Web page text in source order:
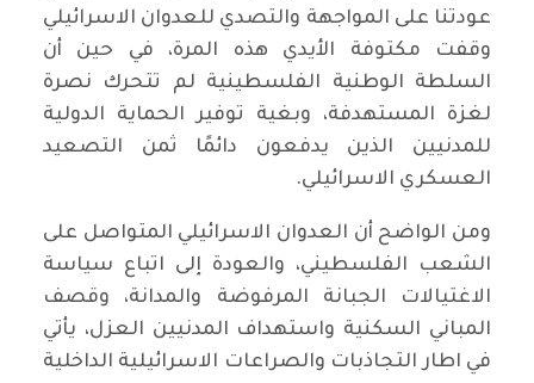
عودتنا على المواجهة والتصدي للعدوان الاسرائيلي
وقفت مكتوفة الأيدي هذه المرة، في حين أن
السلطة الوطنية الفلسطينية لم تتحرك نصرة
لغزة المستهدفة، وبغية توفير الحماية الدولية
للمدنيين الذين يدفعون دائمًا ثمن التصعيد
العسكري الاسرائيلي.
ومن الواضح أن العدوان الاسرائيلي المتواصل على
الشعب الفلسطيني، والعودة إلى اتباع سياسة
الاغتيالات الجبانة المرفوضة والمدانة، وقصف
المباني السكنية واستهداف المدنيين العزل، يأتي
في اطار التجاذبات والصراعات الاسرائيلية الداخلية